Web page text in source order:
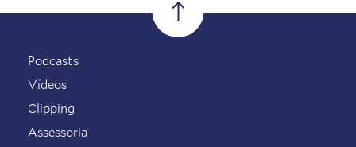
Podcasts
Vídeos
Clipping
Assessoria